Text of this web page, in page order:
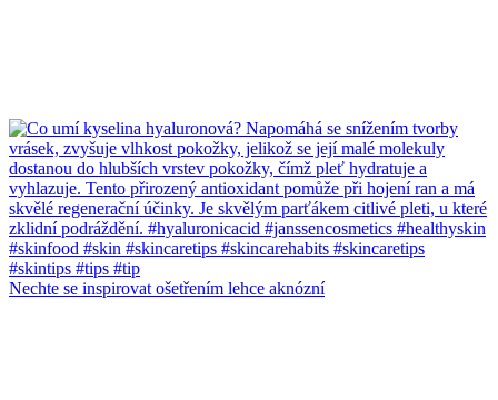
Nechte se inspirovat ošetřením lehce aknózní